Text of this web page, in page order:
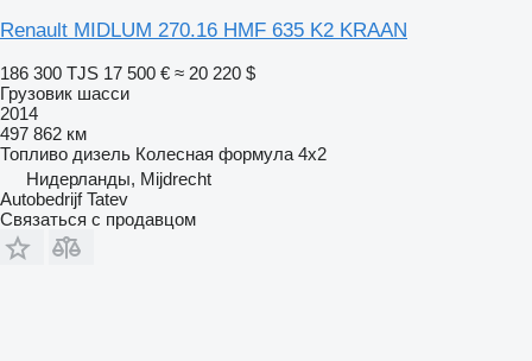
Renault MIDLUM 270.16 HMF 635 K2 KRAAN
186 300 TJS 17 500 € ≈ 20 220 $
Грузовик шасси
2014
497 862 км
Топливо дизель Колесная формула 4x2
Нидерланды, Mijdrecht
Autobedrijf Tatev
Связаться с продавцом